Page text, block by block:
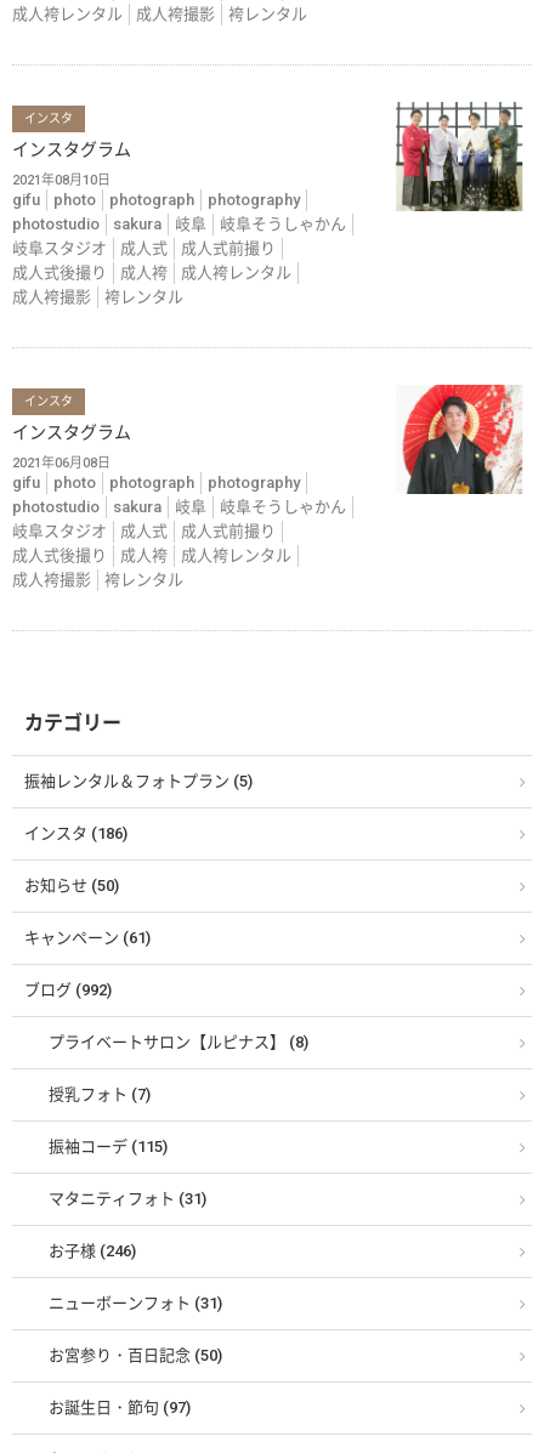
成人袴レンタル
成人袴撮影 袴レンタル
インスタ
インスタグラム
2021年08月10日
gifu photo photograph
photography
photostudio
sakura 岐阜
岐阜そうしゃかん
岐阜スタジオ
成人式
成人式前撮り
成人式後撮り
成人袴
成人袴レンタル
成人袴撮影
袴レンタル
インスタ
インスタグラム
2021年06月08日
gifu photo photograph
photography
photostudio
sakura 岐阜
岐阜そうしゃかん
岐阜スタジオ
成人式
成人式前撮り
成人式後撮り
成人袴
成人袴レンタル
成人袴撮影
袴レンタル
カテゴリー
振袖レンタル＆フォトプラン (5)
インスタ (186)
お知らせ (50)
キャンペーン (61)
ブログ (992)
プライベートサロン【ルピナス】 (8)
授乳フォト (7)
振袖コーデ (115)
マタニティフォト (31)
お子様 (246)
ニューボーンフォト (31)
お宮参り・百日記念 (50)
お誕生日・節句 (97)